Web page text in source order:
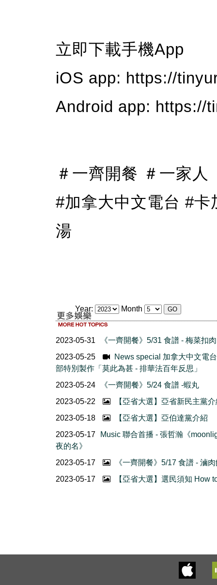
立即下載手機App
iOS app: https://
Android app: https://
＃一齊開餐 ＃一家
#加拿大中文電台 #
湯
Year: Month
2023-05-31
《一齊開餐》5/31 食譜 - 梅菜扣肉
2023-05-25
News special 加拿大中文電
部特別製作「莫此為甚 - 排華法百年反思」
2023-05-24
《一齊開餐》5/24 食譜 -蝦丸
2023-05-22
【亞省大選】亞省新民主黨
2023-05-18
【亞省大選】亞伯達黨介紹
2023-05-17
Music 聯合首播 - 張哲瀚《
夜的名》
2023-05-17
《一齊開餐》5/17 食譜 - 滷
2023-05-17
【亞省大選】選民須知 How